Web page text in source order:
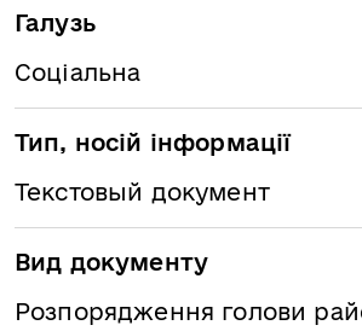
Галузь
Соціальна
Тип, носій інформації
Текстовый документ
Вид документу
Розпорядження голови